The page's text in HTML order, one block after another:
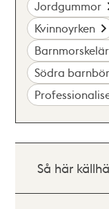
Jordgummor
Kvinnoyrken
Södra
Så här